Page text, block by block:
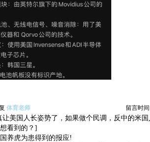
体育老师 留言时间
让美国人长姿势了，如果做个民调，反中的米
看到的？]
养虎为患得到的报应!